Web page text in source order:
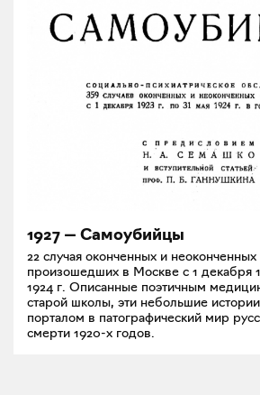
1927 ― Самоубийцы
22 случая оконченных и
произошедших в Москве с 1 декабря
1924 г. Описанные поэтичным
старой школы, эти небольшие
порталом в патографический мир
смерти 1920-х годов.